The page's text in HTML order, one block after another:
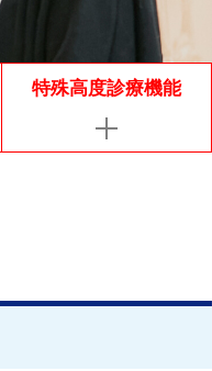
特殊高度診療機能